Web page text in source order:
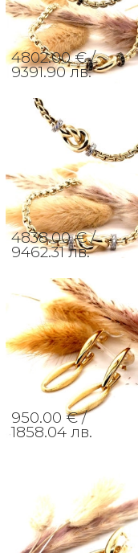
4802.00 € /
9391.90 лв.
4838.00 € /
9462.31 лв.
950.00 € /
1858.04 лв.